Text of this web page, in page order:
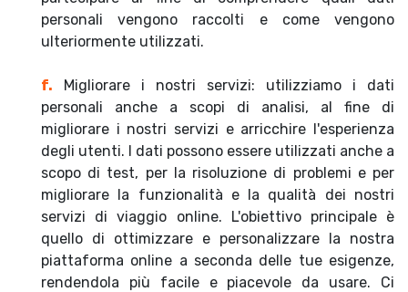
personali vengono raccolti e come vengono
ulteriormente utilizzati.
f. Migliorare i nostri servizi: utilizziamo i dati
personali anche a scopi di analisi, al fine di
migliorare i nostri servizi e arricchire l'esperienza
degli utenti. I dati possono essere utilizzati anche a
scopo di test, per la risoluzione di problemi e per
migliorare la funzionalità e la qualità dei nostri
servizi di viaggio online. L'obiettivo principale è
quello di ottimizzare e personalizzare la nostra
piattaforma online a seconda delle tue esigenze,
rendendola più facile e piacevole da usare. Ci